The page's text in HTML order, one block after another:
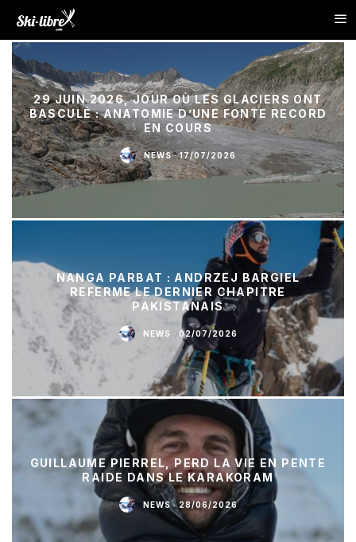
29 JUIN 2026, JOUR OÙ LES GLACIERS ONT
BASCULÉ : ANATOMIE D’UNE FONTE RECORD
EN COURS
NEWS · 17/07/2026
NANGA PARBAT : ANDRZEJ BARGIEL
REFERME LE DERNIER CHAPITRE
PAKISTANAIS
NEWS · 02/07/2026
GUILLAUME PIERREL, PERD LA VIE EN PENTE
RAIDE DANS LE KARAKORAM
NEWS · 28/06/2026